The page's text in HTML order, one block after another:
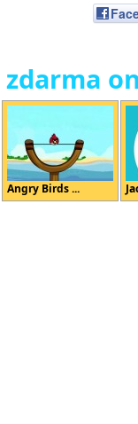
Angry Birds ...